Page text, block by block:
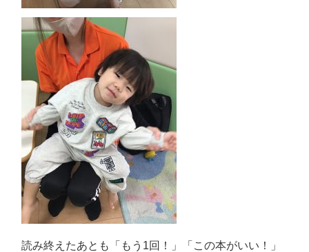
読み終えたあとも「もう1回！」「この本がいい！」